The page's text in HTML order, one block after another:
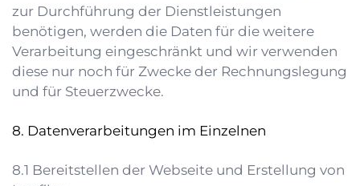
zur Durchführung der Dienstleistungen
benötigen, werden die Daten für die weitere
Verarbeitung eingeschränkt und wir verwenden
diese nur noch für Zwecke der Rechnungslegung
und für Steuerzwecke.
Datenverarbeitungen im Einzelnen
Bereitstellen der Webseite und Erstellung von